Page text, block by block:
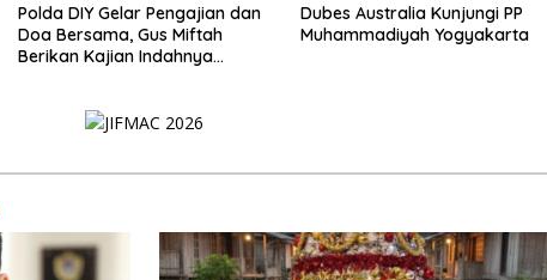
Polda DIY Gelar Pengajian dan
Doa Bersama, Gus Miftah
Berikan Kajian Indahnya
Dubes Australia Kunjungi PP
Muhammadiyah Yogyakarta